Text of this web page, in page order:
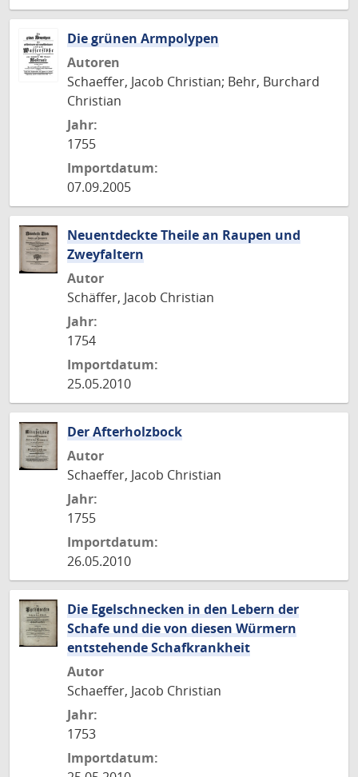
Die grünen Armpolypen
Autoren
Schaeffer, Jacob Christian; Behr, Burchard
Christian
Jahr:
1755
Importdatum:
07.09.2005
Neuentdeckte Theile an Raupen und
Zweyfaltern
Autor
Schäffer, Jacob Christian
Jahr:
1754
Importdatum:
25.05.2010
Der Afterholzbock
Autor
Schaeffer, Jacob Christian
Jahr:
1755
Importdatum:
26.05.2010
Die Egelschnecken in den Lebern der
Schafe und die von diesen Würmern
entstehende Schafkrankheit
Autor
Schaeffer, Jacob Christian
Jahr:
1753
Importdatum: